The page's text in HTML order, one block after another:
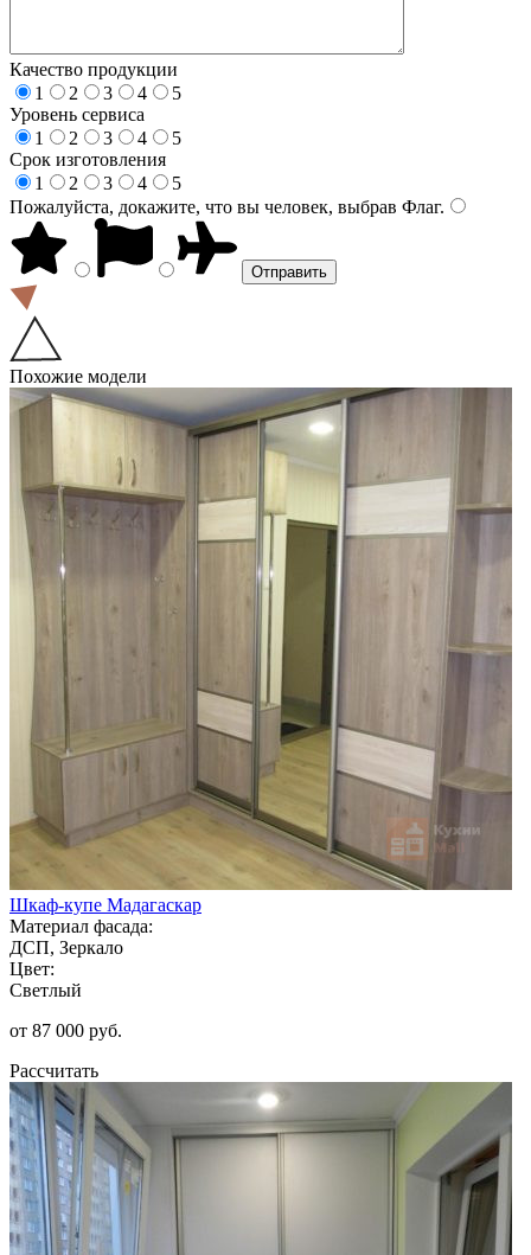
Качество продукции
1
2 3 4
5
Уровень сервиса
1
2 3 4
5
Срок изготовления
1
2 3 4
5
Пожалуйста, докажите, что вы человек, выбрав Флаг.
Похожие модели
Шкаф-купе Мадагаскар
Материал фасада:
ДСП, Зеркало
Цвет:
Светлый
от 87 000 руб.
Рассчитать